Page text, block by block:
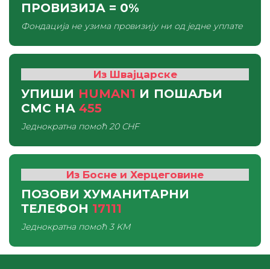
ПРОВИЗИЈА = 0%
Фондација не узима провизију ни од једне уплате
Из Швајцарске
УПИШИ HUMAN1 И ПОШАЉИ
СМС НА 455
Једнократна помоћ20 CHF
Из Босне и Херцеговине
ПОЗОВИ ХУМАНИТАРНИ
ТЕЛЕФОН 17111
Једнократна помоћ3 KM